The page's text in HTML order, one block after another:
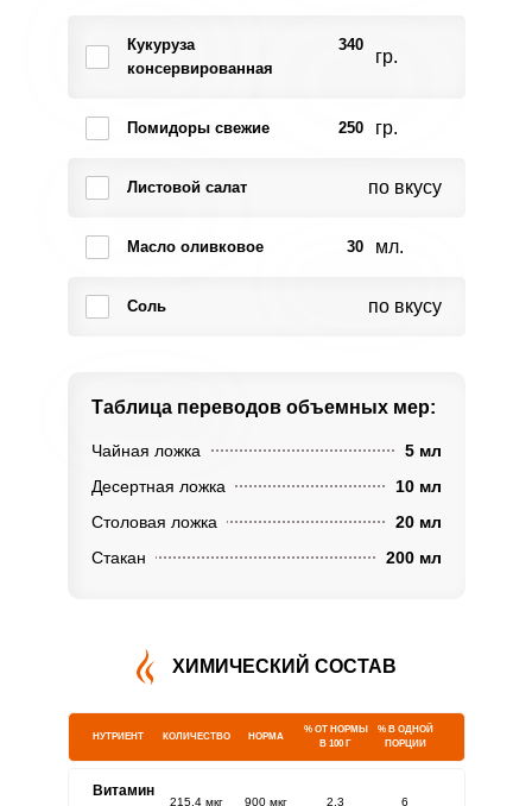
Кукуруза
консервированная
340
гр.
Помидоры свежие 250 гр.
Листовой салат по вкусу
Масло оливковое 30 мл.
Соль по вкусу
Таблица переводов объемных мер:
Чайная ложка
5 мл
Десертная ложка
10 мл
Столовая ложка
20 мл
Стакан
200 мл
ХИМИЧЕСКИЙ СОСТАВ
НУТРИЕНТ КОЛИЧЕСТВО НОРМА
% ОТ НОРМЫ
В 100 Г
% В ОДНОЙ
ПОРЦИИ
Витамин
215.4 мкг 900 мкг 2.3 6